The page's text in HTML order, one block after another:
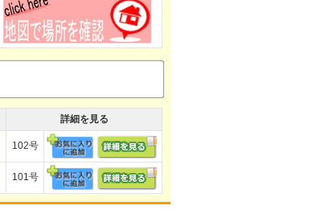
詳細を見る
102号
101号